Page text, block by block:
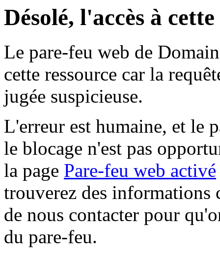
Désolé, l'accès à
Le pare-feu web de
cette ressource car la
jugée suspicieuse.
L'erreur est humaine, et le
le blocage n'est pas
la page Pare-feu web activé
trouverez des informations
de nous contacter pour
du pare-feu.